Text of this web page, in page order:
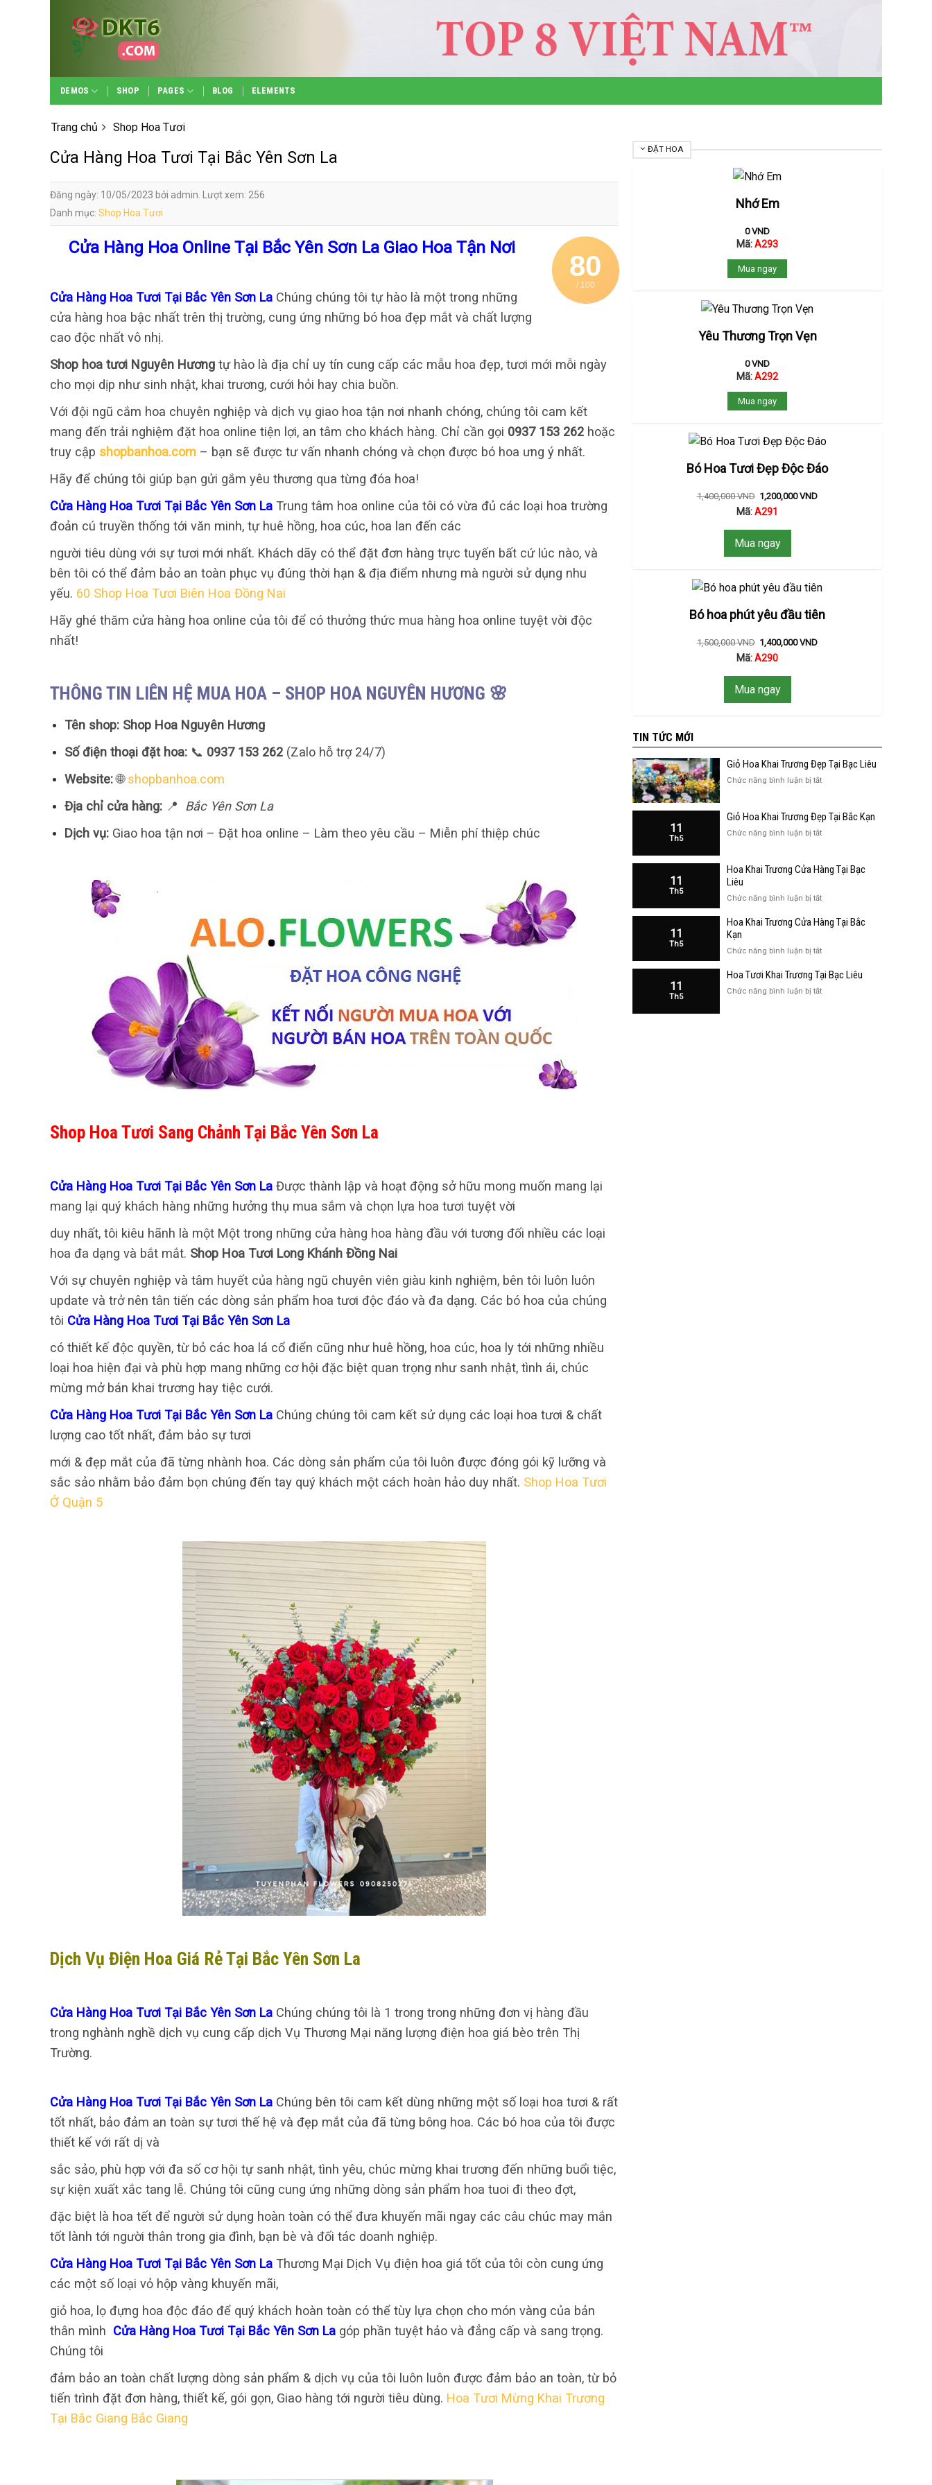
content
DEMOS SHOP PAGES BLOG ELEMENTS
Trang chủ Shop Hoa Tươi
Cửa Hàng Hoa Tươi Tại Bắc Yên Sơn La
Đăng ngày: 10/05/2023 bởi admin. Lượt xem: 256
Danh mục: Shop Hoa Tươi
80
/ 100
Cửa Hàng Hoa Online Tại Bắc Yên Sơn La Giao Hoa Tận Nơi
Cửa Hàng Hoa Tươi Tại Bắc Yên Sơn La Chúng chúng tôi tự hào là một trong những
cửa hàng hoa bậc nhất trên thị trường, cung ứng những bó hoa đẹp mắt và chất lượng
cao độc nhất vô nhị.
Shop hoa tươi Nguyên Hương tự hào là địa chỉ uy tín cung cấp các mẫu hoa đẹp, tươi mới mỗi ngày
cho mọi dịp như sinh nhật, khai trương, cưới hỏi hay chia buồn.
Với đội ngũ cắm hoa chuyên nghiệp và dịch vụ giao hoa tận nơi nhanh chóng, chúng tôi cam kết
mang đến trải nghiệm đặt hoa online tiện lợi, an tâm cho khách hàng. Chỉ cần gọi 0937 153 262 hoặc
truy cập shopbanhoa.com – bạn sẽ được tư vấn nhanh chóng và chọn được bó hoa ưng ý nhất.
Hãy để chúng tôi giúp bạn gửi gắm yêu thương qua từng đóa hoa!
Cửa Hàng Hoa Tươi Tại Bắc Yên Sơn La Trung tâm hoa online của tôi có vừa đủ các loại hoa trường
đoản cú truyền thống tới văn minh, tự huê hồng, hoa cúc, hoa lan đến các
người tiêu dùng với sự tươi mới nhất. Khách dãy có thể đặt đơn hàng trực tuyến bất cứ lúc nào, và
bên tôi có thể đảm bảo an toàn phục vụ đúng thời hạn & địa điểm nhưng mà người sử dụng nhu
yếu. 60 Shop Hoa Tươi Biên Hoa Đồng Nai
Hãy ghé thăm cửa hàng hoa online của tôi để có thưởng thức mua hàng hoa online tuyệt vời độc
nhất!
THÔNG TIN LIÊN HỆ MUA HOA – SHOP HOA NGUYÊN HƯƠNG 🌸
Tên shop: Shop Hoa Nguyên Hương
Số điện thoại đặt hoa:📞 0937 153 262(Zalo hỗ trợ 24/7)
Website:🌐shopbanhoa.com
Địa chỉ cửa hàng:📍
Bắc Yên Sơn La
Dịch vụ:Giao hoa tận nơi – Đặt hoa online – Làm theo yêu cầu – Miễn phí thiệp chúc
Shop Hoa Tươi Sang Chảnh Tại Bắc Yên Sơn La
Cửa Hàng Hoa Tươi Tại Bắc Yên Sơn La Được thành lập và hoạt động sở hữu mong muốn mang lại
mang lại quý khách hàng những hưởng thụ mua sắm và chọn lựa hoa tươi tuyệt vời
duy nhất, tôi kiêu hãnh là một Một trong những cửa hàng hoa hàng đầu với tương đối nhiều các loại
hoa đa dạng và bắt mắt. Shop Hoa Tươi Long Khánh Đồng Nai
Với sự chuyên nghiệp và tâm huyết của hàng ngũ chuyên viên giàu kinh nghiệm, bên tôi luôn luôn
update và trở nên tân tiến các dòng sản phẩm hoa tươi độc đáo và đa dạng. Các bó hoa của chúng
tôi Cửa Hàng Hoa Tươi Tại Bắc Yên Sơn La
có thiết kế độc quyền, từ bỏ các hoa lá cổ điển cũng như huê hồng, hoa cúc, hoa ly tới những nhiều
loại hoa hiện đại và phù hợp mang những cơ hội đặc biệt quan trọng như sanh nhật, tình ái, chúc
mừng mở bán khai trương hay tiệc cưới.
Cửa Hàng Hoa Tươi Tại Bắc Yên Sơn La Chúng chúng tôi cam kết sử dụng các loại hoa tươi & chất
lượng cao tốt nhất, đảm bảo sự tươi
mới & đẹp mắt của đã từng nhành hoa. Các dòng sản phẩm của tôi luôn được đóng gói kỹ lưỡng và
sắc sảo nhằm bảo đảm bọn chúng đến tay quý khách một cách hoàn hảo duy nhất. Shop Hoa Tươi
Ở Quận 5
Dịch Vụ Điện Hoa Giá Rẻ Tại Bắc Yên Sơn La
Cửa Hàng Hoa Tươi Tại Bắc Yên Sơn La Chúng chúng tôi là 1 trong trong những đơn vị hàng đầu
trong nghành nghề dịch vụ cung cấp dịch Vụ Thương Mại năng lượng điện hoa giá bèo trên Thị
Trường.
Cửa Hàng Hoa Tươi Tại Bắc Yên Sơn La Chúng bên tôi cam kết dùng những một số loại hoa tươi & rất
tốt nhất, bảo đảm an toàn sự tươi thế hệ và đẹp mắt của đã từng bông hoa. Các bó hoa của tôi được
thiết kế với rất dị và
sắc sảo, phù hợp với đa số cơ hội tự sanh nhật, tình yêu, chúc mừng khai trương đến những buổi tiệc,
sự kiện xuất xắc tang lễ. Chúng tôi cũng cung ứng những dòng sản phẩm hoa tuoi đi theo đợt,
đặc biệt là hoa tết để người sử dụng hoàn toàn có thể đưa khuyến mãi ngay các câu chúc may mắn
tốt lành tới người thân trong gia đình, bạn bè và đối tác doanh nghiệp.
Cửa Hàng Hoa Tươi Tại Bắc Yên Sơn La Thương Mại Dịch Vụ điện hoa giá tốt của tôi còn cung ứng
các một số loại vỏ hộp vàng khuyến mãi,
giỏ hoa, lọ đựng hoa độc đáo để quý khách hoàn toàn có thể tùy lựa chọn cho món vàng của bản
thân mình Cửa Hàng Hoa Tươi Tại Bắc Yên Sơn La góp phần tuyệt hảo và đẳng cấp và sang trọng.
Chúng tôi
đảm bảo an toàn chất lượng dòng sản phẩm & dịch vụ của tôi luôn luôn được đảm bảo an toàn, từ bỏ
tiến trình đặt đơn hàng, thiết kế, gói gọn, Giao hàng tới người tiêu dùng. Hoa Tươi Mừng Khai Trương
Tại Bắc Giang Bắc Giang
ĐẶT HOA
Nhớ Em
0VND
Mã:A293
Mua ngay
Yêu Thương Trọn Vẹn
0VND
Mã:A292
Mua ngay
Bó Hoa Tươi Đẹp Độc Đáo
1,400,000VND 1,200,000VND
Mã:A291
Mua ngay
Bó hoa phút yêu đầu tiên
1,500,000VND 1,400,000VND
Mã:A290
Mua ngay
TIN TỨC MỚI
Giỏ Hoa Khai Trương Đẹp Tại Bạc Liêu
Chức năng bình luận bị tắtở
Khai
Đẹp
Liêu
11
Th5
Giỏ Hoa Khai Trương Đẹp Tại Bắc Kạn
Chức năng bình luận bị tắtở
Khai
Tại
Kạn
11
Th5
Hoa Khai Trương Cửa Hàng Tại Bạc
Liêu
Chức năng bình luận bị tắtở
Khai
Hàng
Bạc
Liêu
11
Th5
Hoa Khai Trương Cửa Hàng Tại Bắc
Kạn
Chức năng bình luận bị tắtở
Khai
11
Th5
Hoa Tươi Khai Trương Tại Bạc Liêu
Chức năng bình luận bị tắtở